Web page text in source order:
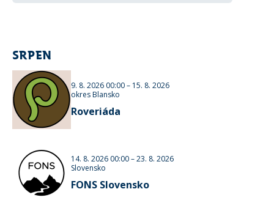
SRPEN
9. 8. 2026 00:00– 15. 8. 2026
okres Blansko
Roveriáda
14. 8. 2026 00:00–23. 8. 2026
Slovensko
FONS Slovensko